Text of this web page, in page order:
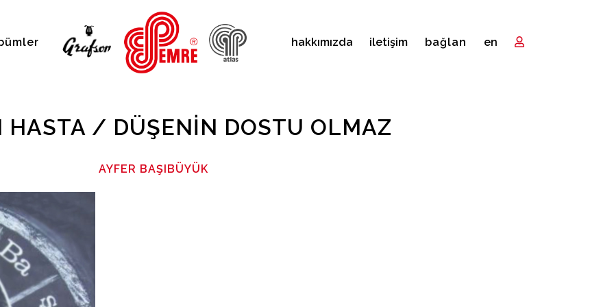
hakkımızda i̇letişim bağlan en
HASTA / DÜŞENIN DOSTU OLMAZ
AYFER BAŞIBÜYÜK